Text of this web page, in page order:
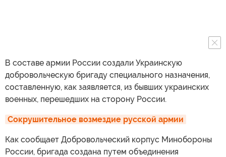
В составе армии России создали Украинскую
добровольческую бригаду специального назначения,
составленную, как заявляется, из бывших украинских
военных, перешедших на сторону России.
Сокрушительное возмездие русской армии
Как сообщает Добровольческий корпус Минобороны
России, бригада создана путем объединения